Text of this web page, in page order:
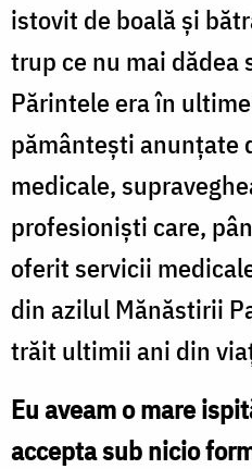
istovit de boală și
trup ce nu mai dădea
Părintele era în
pământești anunțate
medicale,
profesioniști care,
oferit servicii
din azilul Mănăstirii
trăit ultimii ani din
Eu aveam o mare
accepta sub nicio